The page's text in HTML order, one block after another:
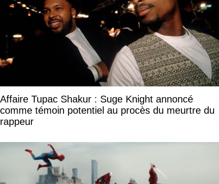
Affaire Tupac Shakur : Suge Knight annoncé
comme témoin potentiel au procès du meurtre du
rappeur